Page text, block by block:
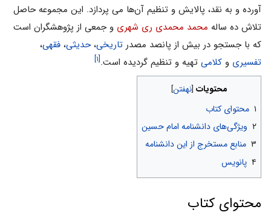
آورده و به نقد، پالایش و تنظیم آن‌ها می پردازد. این مجموعه حاصل
تلاش ده ساله محمد محمدی ری شهری و جمعى از پژوهشگران است
که با جستجو در بیش از پانصد مصدر تاریخى،حدیثى، فقهى،
تفسیرى و کلامى تهیه و تنظیم گردیده است.[۱]
محتویات
۱ محتوای کتاب
۲ ویژگى‌هاى دانشنامه امام حسین
۳ منابع مستخرج از این دانشنامه
۴ پانویس
محتوای کتاب